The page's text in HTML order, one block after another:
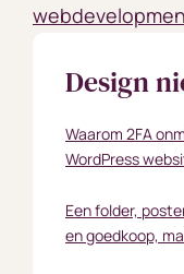
Design
Waarom 2FA
WordPress
Een folder,
en goedkoop,